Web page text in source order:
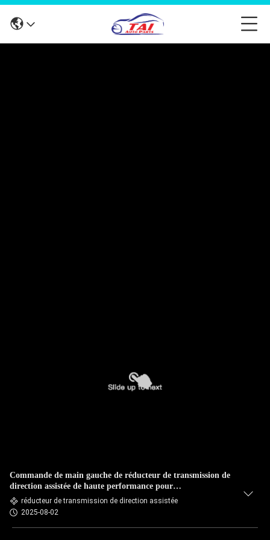
Commande de main gauche de réducteur de transmission de
direction assistée de haute performance pour
NQR75/4HG1/4HK1 8-98251947-2/8-97305047-6
réducteur de transmission de direction assistée
2025-08-02